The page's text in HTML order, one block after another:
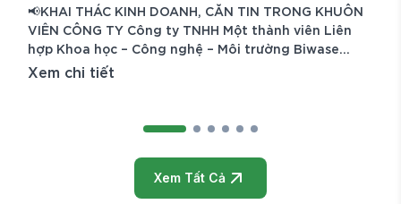
📢KHAI THÁC KINH DOANH, CĂN TIN TRONG KHUÔN
VIÊN CÔNG TY Công ty TNHH Một thành viên Liên
hợp Khoa học – Công nghệ – Môi trường Biwase
(Biwase E.T.S) trân trọng kính mời Quý Công ty,
thác, quản lý và kinh doanh căn tin trong khuôn viên
Xem chi tiết
Xem Tất Cả